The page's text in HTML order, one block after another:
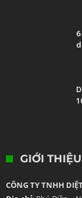
GIỚI
CÔNG TY TNHH